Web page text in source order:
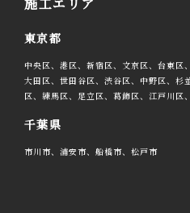
施工エリア
東京都
中央区、港区、新宿区、文京区、台東区
大田区、世田谷区、渋谷区、中野区、杉
区、練馬区、足立区、葛飾区、江戸川区
千葉県
市川市、浦安市、船橋市、松戸市